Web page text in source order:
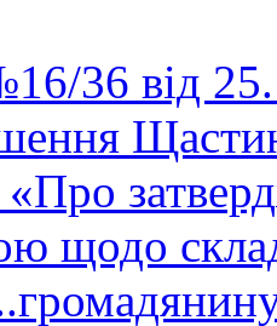
36 від
щодо